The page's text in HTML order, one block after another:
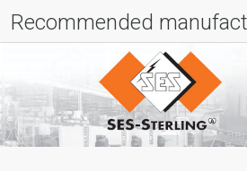
Recommended